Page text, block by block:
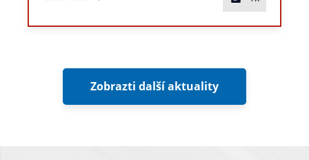
Zobrazti další aktuality